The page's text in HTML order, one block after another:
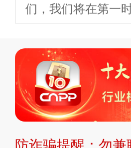
们，我们将在第一
平台
标、LOGO 等）知
复制、转载、商用
不代理、不招商、
持投资购买的观点